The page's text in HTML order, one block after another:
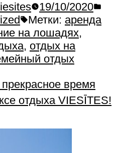
19/10/2020
Метки: аренда
на лошадях,
, отдых на
отдых
время
отдыха VIESĪTES!